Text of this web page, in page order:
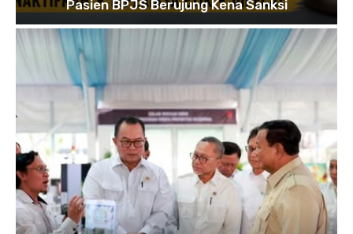
Pasien BPJS Berujung Kena Sanksi